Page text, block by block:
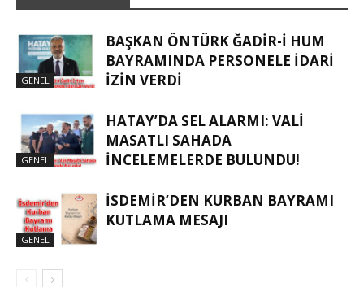
GENEL
BAŞKAN ÖNTÜRK ĞADIR-İ HUM
BAYRAMINDA PERSONELE İDARI
İZIN VERDI
GENEL
HATAY’DA SEL ALARMI: VALI
MASATLI SAHADA
İNCELEMELERDE BULUNDU!
GENEL
İSDEMIR’DEN KURBAN BAYRAMI
KUTLAMA MESAJI